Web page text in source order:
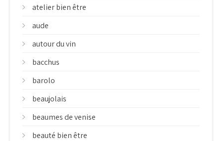
atelier bien être
aude
autour du vin
bacchus
barolo
beaujolais
beaumes de venise
beauté bien être